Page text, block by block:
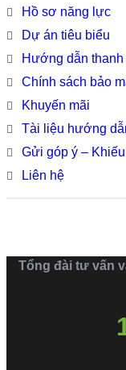
Hồ sơ năng lực
Dự án tiêu biểu
Hướng dẫn thanh
Chính sách bảo
Khuyến mãi
Tài liệu hướng
Gửi góp ý –
Liên hệ
Tổng đài tư vấn